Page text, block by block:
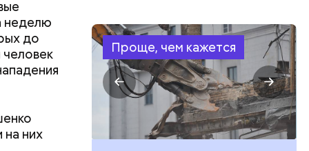
неделю
до
на них
Проще, чем кажется